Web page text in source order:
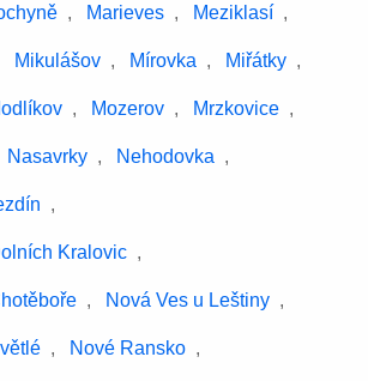
, Marieves , Meziklasí ,
Mikulášov , Mírovka , Miřátky ,
, Mozerov , Mrzkovice ,
Nasavrky , Nehodovka ,
,
Kralovic ,
, Nová Ves u Leštiny ,
, Nové Ransko ,